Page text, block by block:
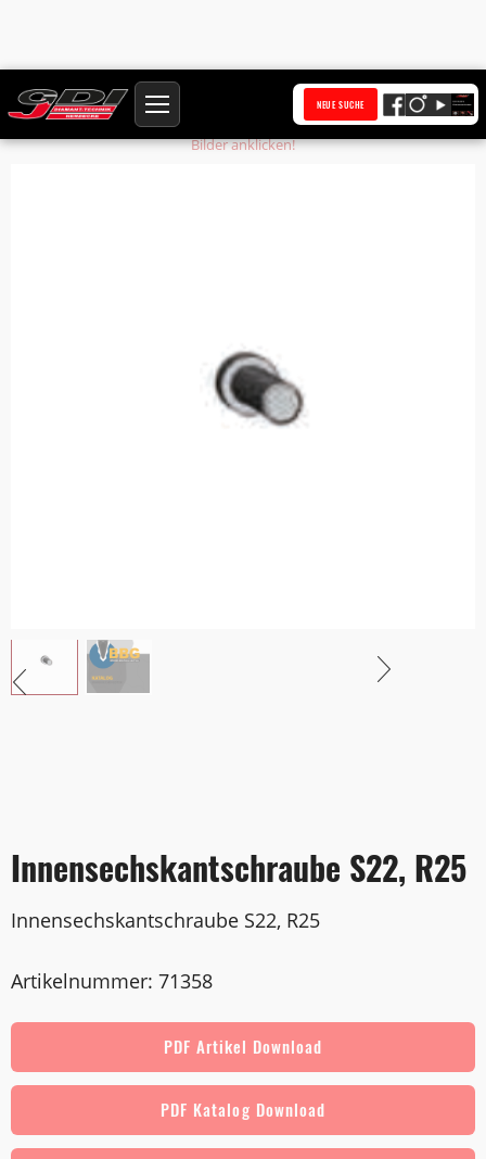
NEUE SUCHE
Startseite Produkte Innensechskantschraube S22, R25
Bilder anklicken!
Innensechskantschraube S22, R25
Innensechskantschraube S22, R25
Artikelnummer: 71358
PDF Artikel Download
PDF Katalog Download